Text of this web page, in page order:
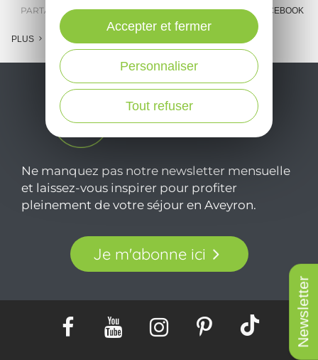
Newsletter
PARTAGER : E-MAIL MESSENGER FACEBOOK
PLUS
Ne manquez pas notre newsletter mensuelle
et laissez-vous inspirer pour profiter
pleinement de votre séjour en Aveyron.
Je m'abonne ici
Tout refuser
Personnaliser
Accepter et fermer